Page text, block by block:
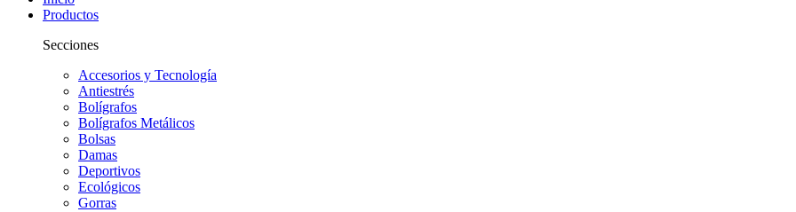
Productos
Secciones
Accesorios y Tecnología
Antiestrés
Bolígrafos
Bolígrafos Metálicos
Bolsas
Damas
Deportivos
Ecológicos
Gorras